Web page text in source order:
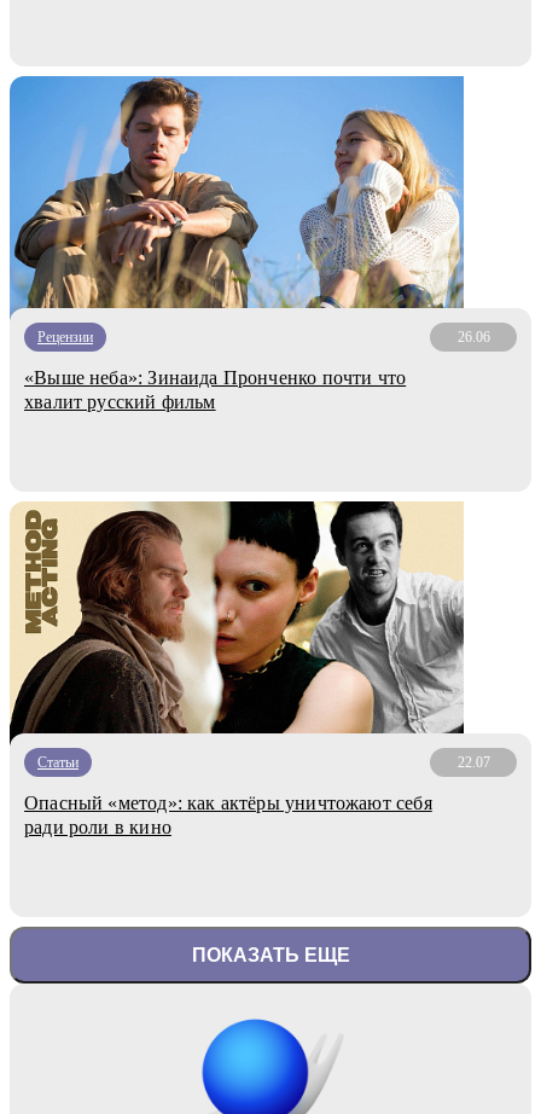
Рецензии 26.06
«Выше неба»: Зинаида Пронченко почти что
хвалит русский фильм
Статьи 22.07
Опасный «метод»: как актёры уничтожают себя
ради роли в кино
ПОКАЗАТЬ ЕЩЕ